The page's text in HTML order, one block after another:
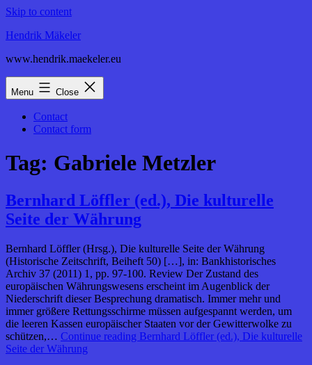
Skip to content
Hendrik Mäkeler
www.hendrik.maekeler.eu
Menu Close
Contact
Contact form
Tag: Gabriele Metzler
Bernhard Löffler (ed.), Die kulturelle
Seite der Währung
Bernhard Löffler (Hrsg.), Die kulturelle Seite der Währung
(Historische Zeitschrift, Beiheft 50) […], in: Bankhistorisches
Archiv 37 (2011) 1, pp. 97-100. Review Der Zustand des
europäischen Währungswesens erscheint im Augenblick der
Niederschrift dieser Besprechung dramatisch. Immer mehr und
immer größere Rettungsschirme müssen aufgespannt werden, um
die leeren Kassen europäischer Staaten vor der Gewitterwolke zu
schützen,… Continue reading Bernhard Löffler (ed.), Die kulturelle
Seite der Währung